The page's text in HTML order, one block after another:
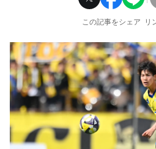
この記事をシェア リ